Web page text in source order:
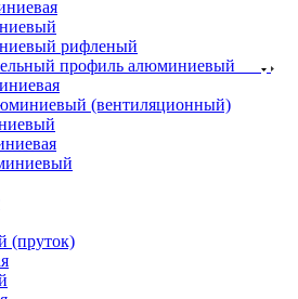
рифленый
профиль алюминиевый
(вентиляционный)
(пруток)